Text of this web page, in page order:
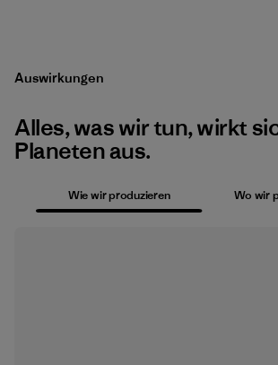
Auswirkungen
Alles, was wir tun, wirkt
Planeten aus.
Wie wir produzieren Wo wir